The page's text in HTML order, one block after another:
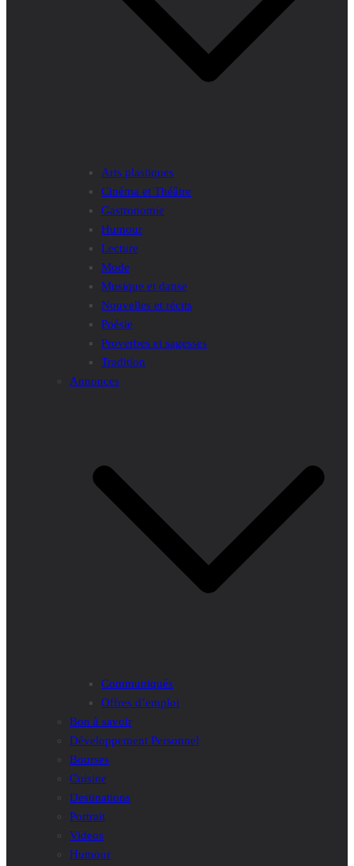
Arts plastiques
Cinéma et Théâtre
Gastronomie
Humour
Lecture
Mode
Musique et danse
Nouvelles et récits
Poésie
Proverbes et sagesses
Tradition
Annonces
Communiqués
Offres d’emploi
Bon à savoir
Développement Personnel
Bourses
Cuisine
Destinations
Portrait
Videos
Humour